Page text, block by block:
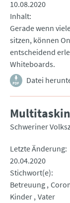
10.08.2020
Inhalt
Gerade wenn
sitzen, können
entscheidend
Whiteboards.
Datei
Schweriner
Letzte Änderung
20.04.2020
Stichwort(e)
Betreuung
Kinder Vater